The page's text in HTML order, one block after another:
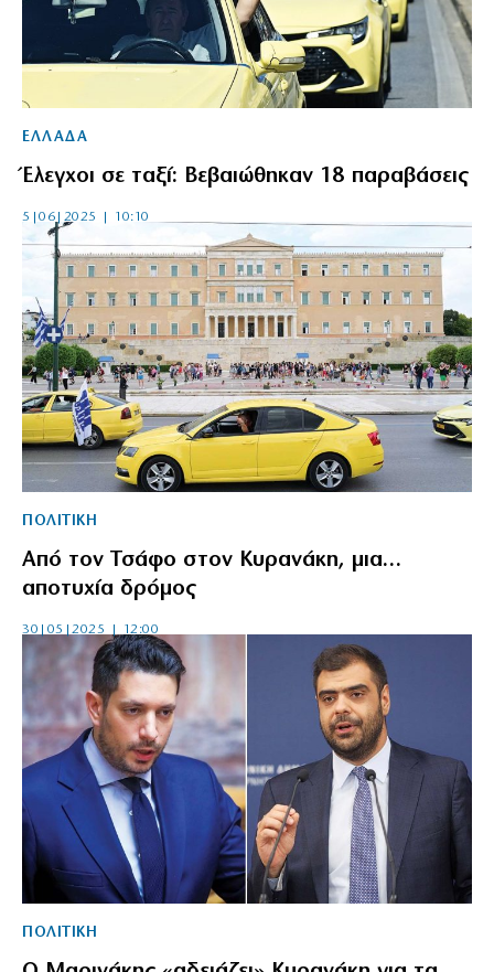
ΕΛΛΑΔΑ
Έλεγχοι σε ταξί: Βεβαιώθηκαν 18 παραβάσεις
5|06|2025 | 10:10
ΠΟΛΙΤΙΚΗ
Από τον Τσάφο στον Κυρανάκη, μια…
αποτυχία δρόμος
30|05|2025 | 12:00
ΠΟΛΙΤΙΚΗ